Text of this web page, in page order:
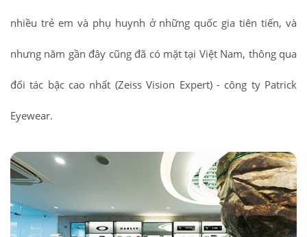
nhiều trẻ em và phụ huynh ở những quốc gia tiên tiến, và
nhưng năm gần đây cũng đã có mặt tại Việt Nam, thông qua
đối tác bậc cao nhất (Zeiss Vision Expert) - công ty Patrick
Eyewear.